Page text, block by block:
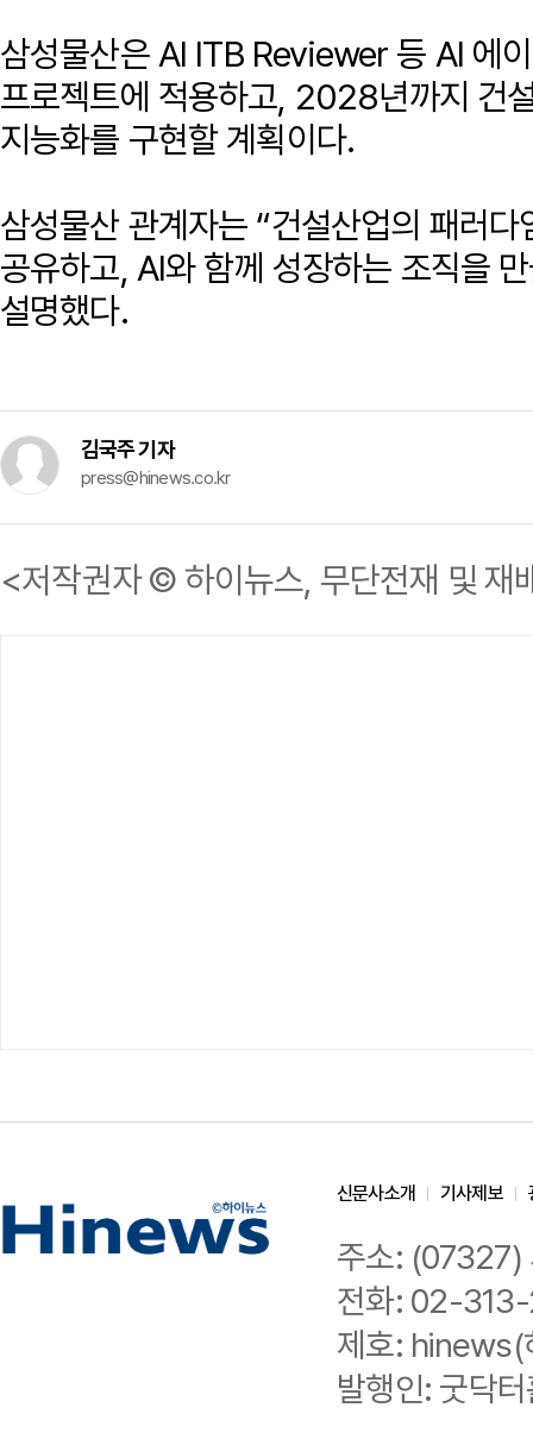
삼성물산은 AI ITB Reviewer 등 AI 에
프로젝트에 적용하고, 2028년까지 건
지능화를 구현할 계획이다.
삼성물산 관계자는 “건설산업의 패러
공유하고, AI와 함께 성장하는 조직을
설명했다.
김국주 기자
press@hinews.co.kr
<저작권자 © 하이뉴스, 무단전재 및 재
신문사소개 기사제보
주소: (07327)
전화: 02-
제호: hinews(
발행인: 굿닥